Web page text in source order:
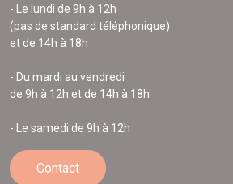
- Le lundi de 9h à 12h
(pas de standard téléphonique)
et de 14h à 18h
- Du mardi au vendredi
de 9h à 12h et de 14h à 18h
- Le samedi de 9h à 12h
Contact